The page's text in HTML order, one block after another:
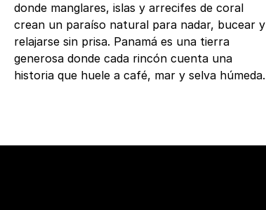
donde manglares, islas y arrecifes de coral
crean un paraíso natural para nadar, bucear y
relajarse sin prisa. Panamá es una tierra
generosa donde cada rincón cuenta una
historia que huele a café, mar y selva húmeda.